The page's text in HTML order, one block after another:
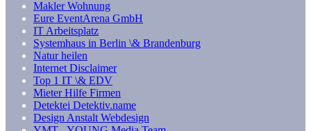
Makler Wohnung
Eure EventArena GmbH
IT Arbeitsplatz
Systemhaus in Berlin \& Brandenburg
Natur heilen
Internet Disclaimer
Top 1 IT \& EDV
Mieter Hilfe Firmen
Detektei Detektiv.name
Design Anstalt Webdesign